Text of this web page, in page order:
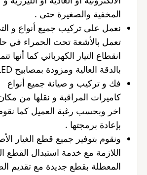
المخفية والصغيرة حتى .
نعمل على تركيب جميع أنواع و
تعمل بالأشعة تحت الحمراء في
انقطاع التيار الكهربائي كما أنها
بالدقة العالية ومزودة بمصابيح LED.
فك و تركيب و صيانة جميع أنواع
كاميرات المراقبة و نقلها من
اخر وبحسب رغبة العميل كما
بإعادة برمجتها .
ونقوم بتوفير جميع قطع الغيار
اللازمة مع خدمة استبدال القطع
المعطلة بقطع جديدة مع تقديم